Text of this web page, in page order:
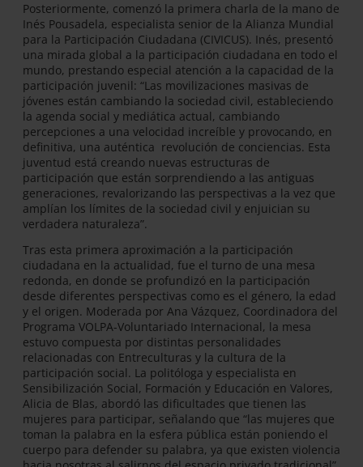
Posteriormente, comenzó la primera charla de la mano de
Inés Pousadela, especialista senior de la Alianza Mundial
para la Participación Ciudadana (CIVICUS). Inés, presentó
una mirada global a la participación ciudadana en todo el
mundo, prestando especial atención a la capacidad de la
participación juvenil: “Las movilizaciones masivas de
jóvenes están cambiando la sociedad civil, estableciendo
la agenda social y mediática actual, cambiando
percepciones a una velocidad increíble y provocando, en
definitiva, una auténtica revolución de conciencias. Esta
juventud está creando nuevas estructuras de
participación que están sorprendiendo a las antiguas
generaciones, revalorizando las perspectivas a la vez que
amplían los límites de la sociedad civil y enjuician su
verdadera naturaleza”.
Tras esta primera aproximación a la participación
ciudadana en la actualidad, fue el turno de una mesa
redonda, en donde se profundizó en la participación
desde diferentes perspectivas como es el género, la edad
y el origen. Moderada por Ana Vázquez, Coordinadora del
Programa VOLPA-Voluntariado Internacional, la mesa
estuvo compuesta por distintas personalidades
relacionadas con Entreculturas y la cultura de la
participación social. La politóloga y especialista en
Sensibilización Social, Formación y Educación en Valores,
Alicia de Blas, abordó las dificultades que tienen las
mujeres para participar, señalando que “las mujeres que
toman la palabra en la esfera pública están poniendo el
cuerpo para defender su palabra, ya que existen violencia